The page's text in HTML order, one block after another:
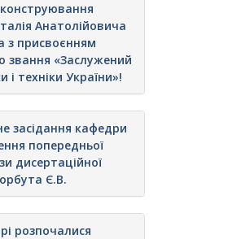
Анатолійовича
з присвоєнням
звання «Заслужений
і техніки України»!
засідання кафедри
попередньої
дисертаційної
Є.В.
розпочалися